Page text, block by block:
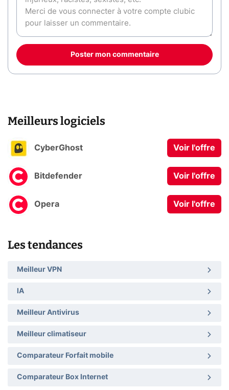
Poster mon commentaire
Meilleurs logiciels
CyberGhost Voir l'offre
Bitdefender Voir l'offre
Opera Voir l'offre
Les tendances
Meilleur VPN
IA
Meilleur Antivirus
Meilleur climatiseur
Comparateur Forfait mobile
Comparateur Box Internet